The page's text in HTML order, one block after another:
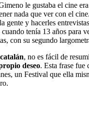
le gustaba el cine
nada que ver con el
gente y hacerles
tenía 13 años para
con su segundo
, no es fácil de
deseo. Esta frase fue
un Festival que ella